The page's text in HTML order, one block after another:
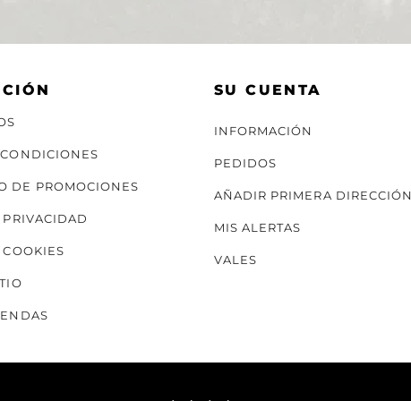
DE PROMOCIONES
SU CUENTA
INFORMACIÓN
PEDIDOS
AÑADIR PRIMERA DIRECCIÓN
MIS ALERTAS
VALES